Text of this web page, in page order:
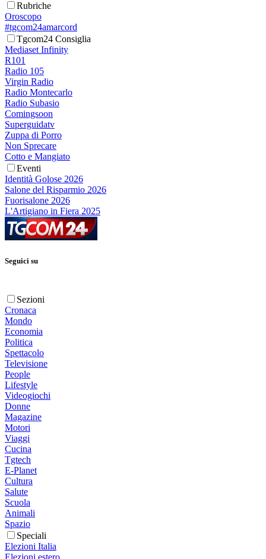
Rubriche
Oroscopo
#tgcom24amarcord
Tgcom24 Consiglia
Mediaset Infinity
R101
Radio 105
Virgin Radio
Radio Montecarlo
Radio Subasio
Comingsoon
Superguidatv
Zuppa di Porro
Non Sprecare
Cotto e Mangiato
Eventi
Identità Golose 2026
Salone del Risparmio 2026
Fuorisalone 2026
L'Artigiano in Fiera 2025
Seguici su
Sezioni
Cronaca
Mondo
Economia
Politica
Spettacolo
Televisione
People
Lifestyle
Videogiochi
Donne
Magazine
Motori
Viaggi
Cucina
Tgtech
E-Planet
Cultura
Salute
Scuola
Animali
Spazio
Speciali
Elezioni Italia
Elezioni estero